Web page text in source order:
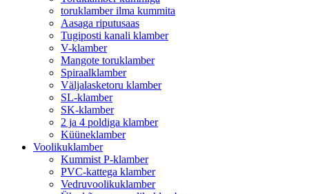
toruklamber ilma kummita
Aasaga riputusaas
Tugiposti kanali klamber
V-klamber
Mangote toruklamber
Spiraalklamber
Väljalasketoru klamber
SL-klamber
SK-klamber
2 ja 4 poldiga klamber
Küüneklamber
Voolikuklamber
Kummist P-klamber
PVC-kattega klamber
Vedruvoolikuklamber